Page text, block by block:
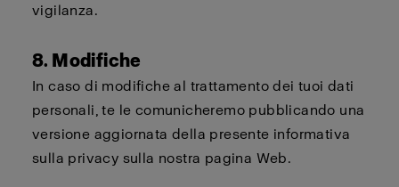
vigilanza.
8. Modifiche
In caso di modifiche al trattamento dei tuoi dati
personali, te le comunicheremo pubblicando una
versione aggiornata della presente informativa
sulla privacy sulla nostra pagina Web.